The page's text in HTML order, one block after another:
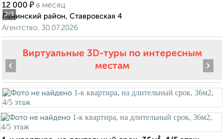
2/3
12 000 ₽ в месяц
Ленинский район, Ставровская 4
Агентство, 30.07.2026
Виртуальные 3D-туры по интересным
местам
‹ ›